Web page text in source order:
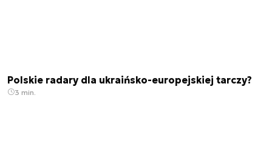
Polskie radary dla ukraińsko-europejskiej tarczy?
3 min.